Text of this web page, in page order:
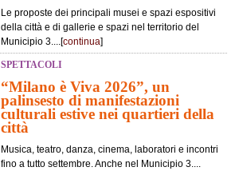
Le proposte dei principali musei e spazi espositivi
della città e di gallerie e spazi nel territorio del
Municipio 3....[continua]
SPETTACOLI
“Milano è Viva 2026”, un
palinsesto di manifestazioni
culturali estive nei quartieri della
città
Musica, teatro, danza, cinema, laboratori e incontri
fino a tutto settembre. Anche nel Municipio 3....